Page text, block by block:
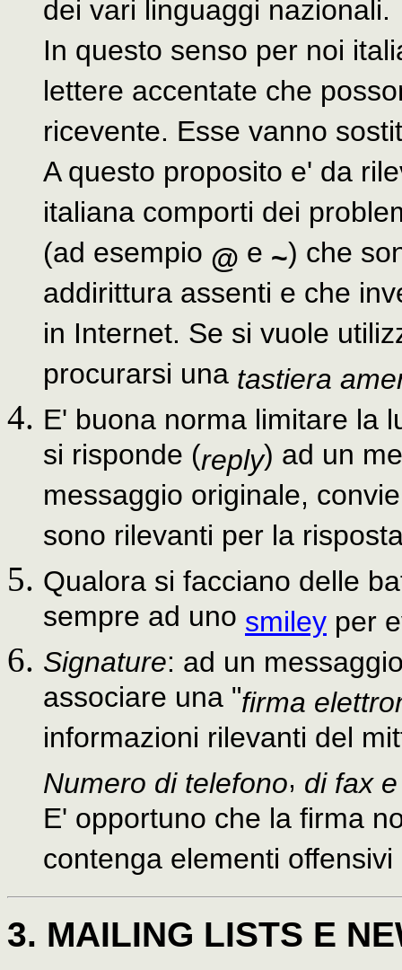
dei vari linguaggi nazionali.
In questo senso per noi
lettere accentate che
ricevente. Esse vanno
A questo proposito e' da
italiana comporti dei
(ad esempio @ e ~) che
addirittura assenti e che
in Internet. Se si vuole
procurarsi una tastiera
E' buona norma limitare la
si risponde (reply) ad un
messaggio originale,
sono rilevanti per la
Qualora si facciano delle
sempre ad uno smiley per
Signature: ad un
associare una "firma
informazioni rilevanti del
Numero di telefono, di fax
E' opportuno che la firma
contenga elementi
3. MAILING LISTS E